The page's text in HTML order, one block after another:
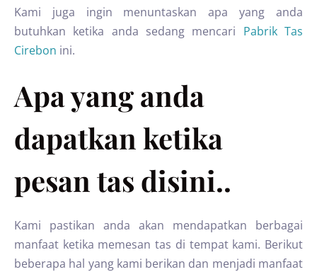
Kami juga ingin menuntaskan apa yang anda
butuhkan ketika anda sedang mencari Pabrik Tas
Cirebon ini.
Apa yang anda
dapatkan ketika
pesan tas disini..
Kami pastikan anda akan mendapatkan berbagai
manfaat ketika memesan tas di tempat kami. Berikut
beberapa hal yang kami berikan dan menjadi manfaat